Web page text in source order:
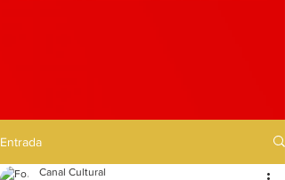
Entrada
Canal Cultural